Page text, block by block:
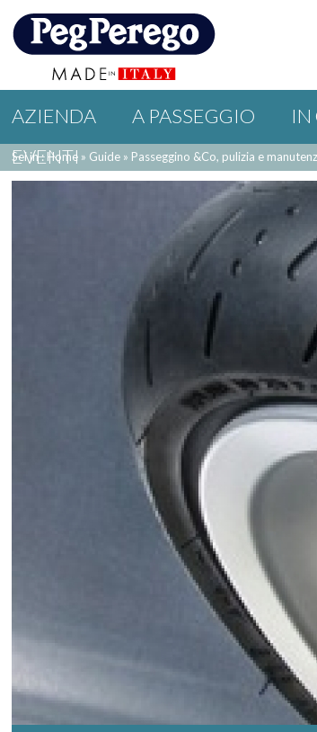
AZIENDA A PASSEGGIO IN
EVENTI
Sei in : Home » Guide » Passeggino &Co, pulizia e